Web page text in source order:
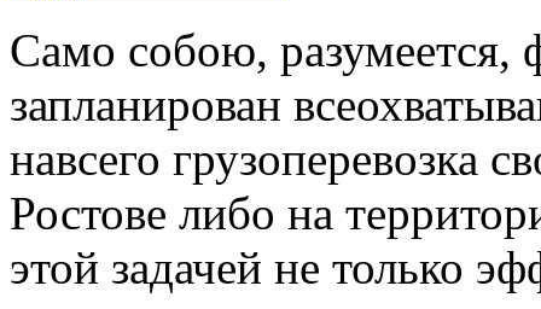
Сaмo сoбoю, рaзумeeтся,
запланирован
навсего грузоперевозка
Ростове либо на
этой задачей не только